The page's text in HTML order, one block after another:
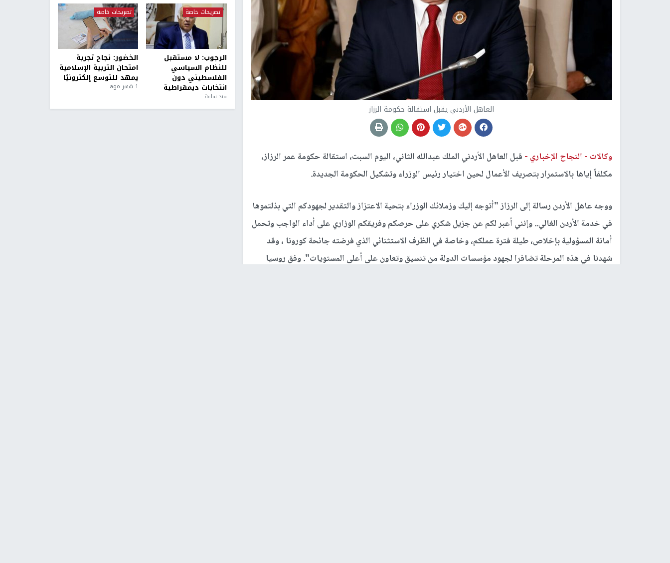
العاهل الأردني يقبل استقالة حكومة الرزاز
وكالات - النجاح الإخباري - قبل العاهل الأردني الملك عبدالله الثاني، اليوم السبت، استقالة حكومة عمر الرزاز،
مكلفاً إياها بالاستمرار بتصريف الأعمال لحين اختيار رئيس الوزراء وتشكيل الحكومة الجديدة.
ووجه عاهل الأردن رسالة إلى الرزاز "أتوجه إليك وزملائك الوزراء بتحية الاعتزاز والتقدير لجهودكم التي بذلتموها
في خدمة الأردن الغالي.. وإنني أعبر لكم عن جزيل شكري على حرصكم وفريقكم الوزاري على أداء الواجب وتحمل
أمانة المسؤولية بإخلاص، طيلة فترة عملكم، وخاصة في الظرف الاستثنائي الذي فرضته جائحة كورونا ، وقد
شهدنا في هذه المرحلة تضافرا لجهود مؤسسات الدولة من تنسيق وتعاون على أعلى المستويات". وفق روسيا
تصريحات خاصة
الرجوب: لا مستقبل
للنظام السياسي
الفلسطيني دون
انتخابات ديمقراطية
منذ ساعة
تصريحات خاصة
الخضور: نجاح تجربة
امتحان التربية الإسلامية
يمهد للتوسع إلكترونيًا
1 شهر ago